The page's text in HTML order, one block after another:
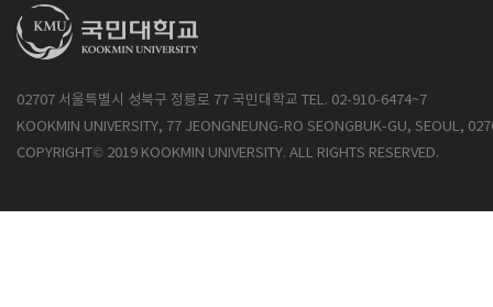
02707 서울특별시 성북구 정릉로 77 국민대학교 TEL. 02-910-6474~7
KOOKMIN UNIVERSITY, 77 JEONGNEUNG-RO SEONGBUK-GU, SEOUL,
COPYRIGHT© 2019 KOOKMIN UNIVERSITY. ALL RIGHTS RESERVED.